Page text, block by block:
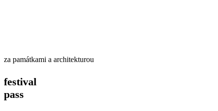
za památkami a architekturou
festival
pass